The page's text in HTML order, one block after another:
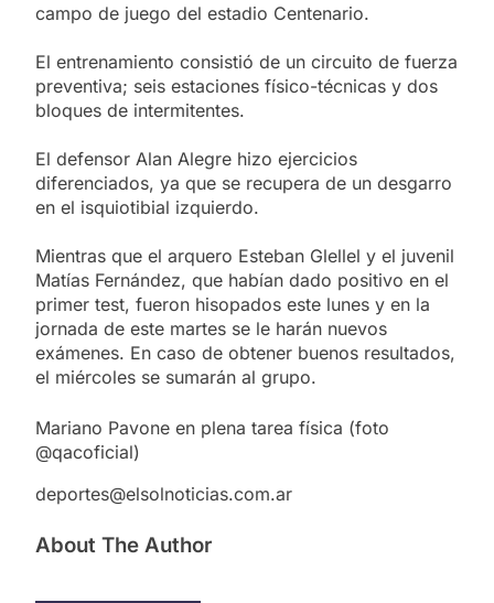
campo de juego del estadio Centenario.
El entrenamiento consistió de un circuito de fuerza
preventiva; seis estaciones físico-técnicas y dos
bloques de intermitentes.
El defensor Alan Alegre hizo ejercicios
diferenciados, ya que se recupera de un desgarro
en el isquiotibial izquierdo.
Mientras que el arquero Esteban Glellel y el juvenil
Matías Fernández, que habían dado positivo en el
primer test, fueron hisopados este lunes y en la
jornada de este martes se le harán nuevos
exámenes. En caso de obtener buenos resultados,
el miércoles se sumarán al grupo.
Mariano Pavone en plena tarea física (foto
@qacoficial)
deportes@elsolnoticias.com.ar
About The Author